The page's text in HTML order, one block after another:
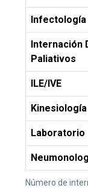
Número de
Infectología
Internación
Paliativos
ILE/IVE
Kinesiología
Laboratorio